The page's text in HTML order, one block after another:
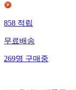
858 적립
무료배송
269명 구매중